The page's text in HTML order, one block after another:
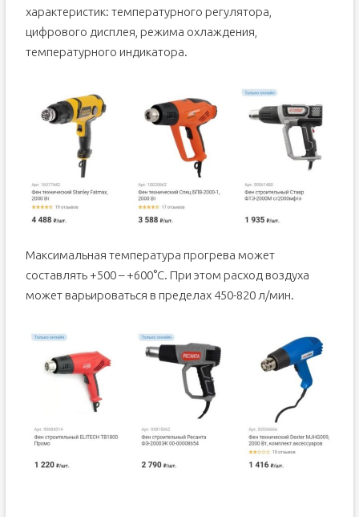
характеристик: температурного регулятора,
цифрового дисплея, режима охлаждения,
температурного индикатора.
Максимальная температура прогрева может
составлять +500 – +600°С. При этом расход воздуха
может варьироваться в пределах 450-820 л/мин.